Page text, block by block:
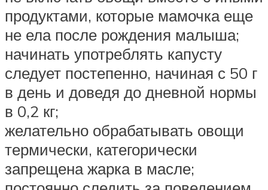
продуктами, которые мамочка еще
не ела после рождения малыша;
начинать употреблять капусту
следует постепенно, начиная с 50 г
в день и доведя до дневной нормы
в 0,2 кг;
желательно обрабатывать овощи
термически, категорически
запрещена жарка в масле;